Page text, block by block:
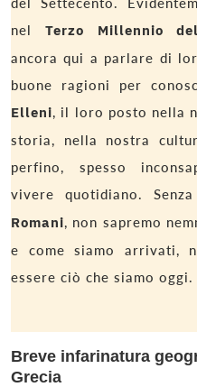
nel Terzo Millennio
ancora qui a parlare di
buone ragioni per
Elleni, il loro posto nella
storia, nella nostra
perfino, spesso
vivere quotidiano.
Romani, non sapremo
e come siamo arrivati,
essere ciò che siamo oggi.
Breve infarinatura
Grecia